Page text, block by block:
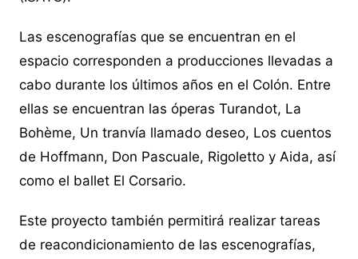
Las escenografías que se encuentran en el
espacio corresponden a producciones llevadas a
cabo durante los últimos años en el Colón. Entre
ellas se encuentran las óperas Turandot, La
Bohème, Un tranvía llamado deseo, Los cuentos
de Hoffmann, Don Pascuale, Rigoletto y Aida, así
como el ballet El Corsario.
Este proyecto también permitirá realizar tareas
de reacondicionamiento de las escenografías,